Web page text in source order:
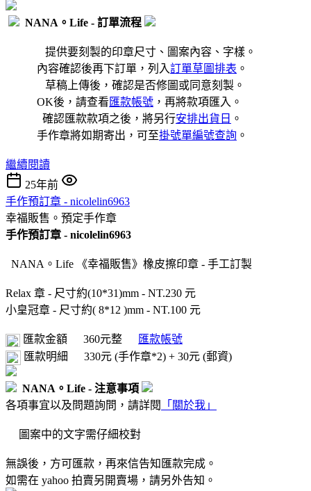
NANA。Life - 訂單流程
提供要刻製的印章尺寸、圖案內容、字樣。
內容確認後再下訂單，列入訂單草圖排表 。
草稿上傳後，確認是否修圖或同意刻製。
OK後，請查看 匯款帳號 ，再將款項匯入。
確認匯款款項之後，將另行安排出貨日 。
手作章將如期寄出，可至掛號單編號查詢 。
繼續閱讀
25年前
手作預訂章 - nicolelin6963
幸福販售。預定手作章
手作預訂章 - nicolelin6963
NANA。Life 《幸福販售》橡皮擦印章 - 手工訂製
Relax 章 - 尺寸約(10*31)mm - NT.230 元
小皇冠章 - 尺寸約( 8*12 )mm - NT.100 元
匯款金額 360元整
匯款帳號
匯款明細
330元 (手作章*2) + 30元 (郵資)
NANA。Life - 注意事項
各項事宜以及問題詢問，請詳閱
「關於我」
圖案中的文字需仔細校對
無誤後，方可匯款，再來信告知匯款完成。
如需在 yahoo 拍賣另開賣場，請另外告知。